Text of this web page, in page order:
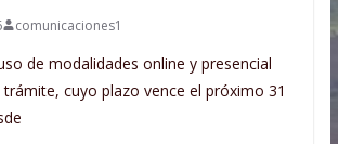
comunicaciones1
de modalidades online y presencial
cuyo plazo vence el próximo 31